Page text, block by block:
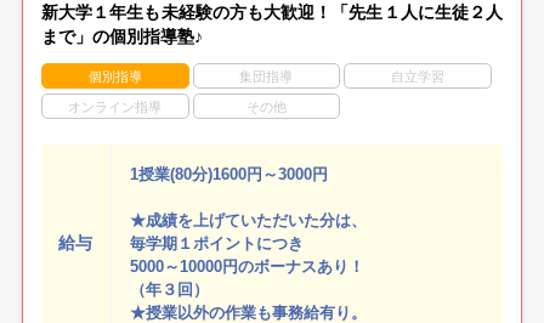
新大学１年生も未経験の方も大歓迎！「先生１人に生徒２人
まで」の個別指導塾♪
個別指導 集団指導 自立学習
オンライン指導 その他
給与
1授業(80分)1600円～3000円
★成績を上げていただいた分は、
毎学期１ポイントにつき
5000～10000円のボーナスあり！
（年３回）
★授業以外の作業も事務給有り。